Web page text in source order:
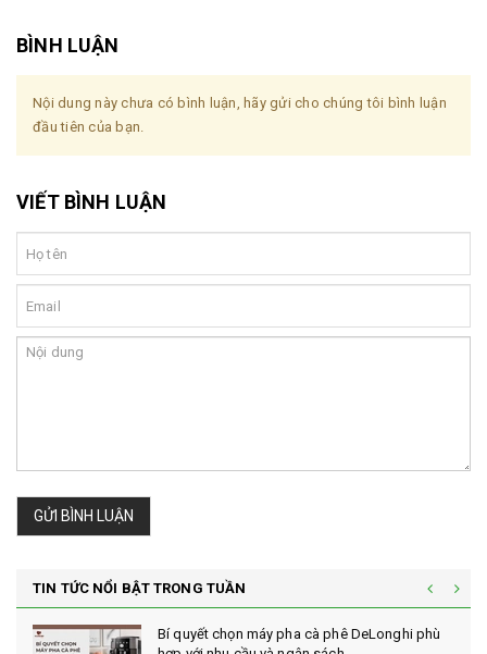
BÌNH LUẬN
Nội dung này chưa có bình luận, hãy gửi cho chúng tôi bình luận
đầu tiên của bạn.
VIẾT BÌNH LUẬN
GỬI BÌNH LUẬN
TIN TỨC NỔI BẬT TRONG TUẦN
Bí quyết chọn máy pha cà phê DeLonghi phù